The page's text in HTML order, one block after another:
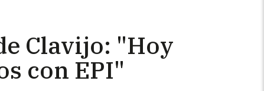
Clavijo: "Hoy
con EPI"